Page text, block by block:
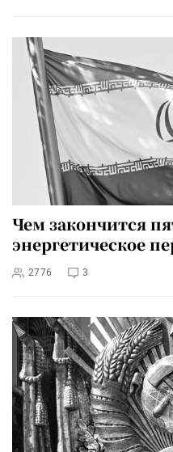
Чем закончится
энергетическое
2776 3